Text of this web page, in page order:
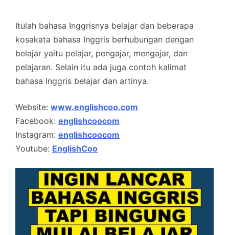
Itulah bahasa Inggrisnya belajar dan beberapa
kosakata bahasa Inggris berhubungan dengan
belajar yaitu pelajar, pengajar, mengajar, dan
pelajaran. Selain itu ada juga contoh kalimat
bahasa Inggris belajar dan artinya.
Website: www.englishcoo.com
Facebook: englishcoocom
Instagram: englishcoocom
Youtube: EnglishCoo